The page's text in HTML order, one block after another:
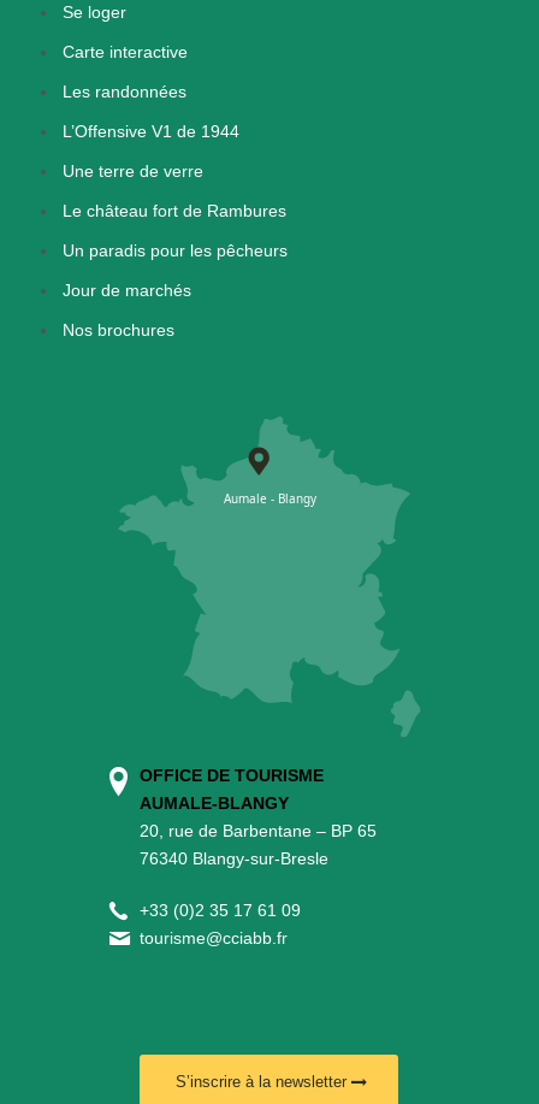
Se loger
Carte interactive
Les randonnées
L’Offensive V1 de 1944
Une terre de verre
Le château fort de Rambures
Un paradis pour les pêcheurs
Jour de marchés
Nos brochures
OFFICE DE TOURISME
AUMALE-BLANGY
20, rue de Barbentane – BP 65
76340 Blangy-sur-Bresle
+33 (0)2 35 17 61 09
tourisme@cciabb.fr
S’inscrire à la newsletter